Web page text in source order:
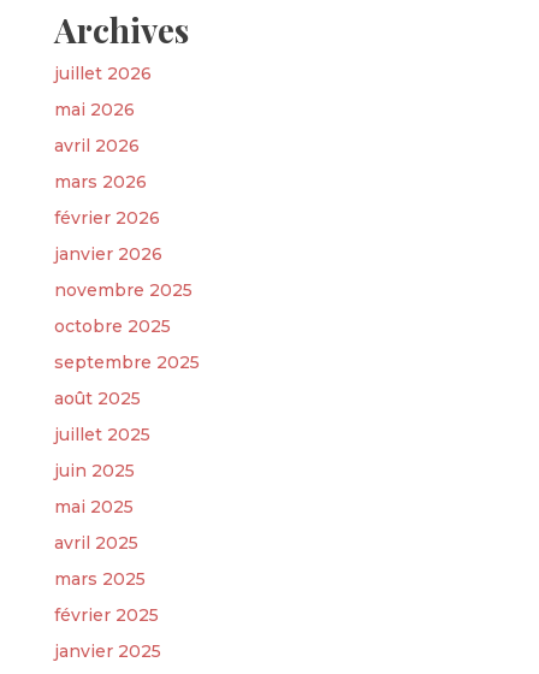
Archives
juillet 2026
mai 2026
avril 2026
mars 2026
février 2026
janvier 2026
novembre 2025
octobre 2025
septembre 2025
août 2025
juillet 2025
juin 2025
mai 2025
avril 2025
mars 2025
février 2025
janvier 2025